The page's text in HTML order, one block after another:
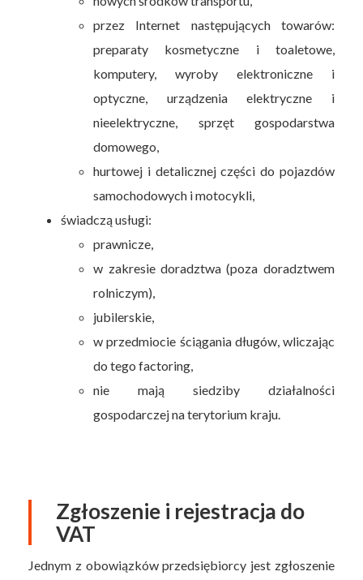
przez Internet następujących towarów:
preparaty kosmetyczne i toaletowe,
komputery, wyroby elektroniczne i
optyczne, urządzenia elektryczne i
nieelektryczne, sprzęt gospodarstwa
domowego,
hurtowej i detalicznej części do pojazdów
samochodowych i motocykli,
świadczą usługi:
prawnicze,
w zakresie doradztwa (poza doradztwem
rolniczym),
jubilerskie,
w przedmiocie ściągania długów, wliczając
do tego factoring,
nie mają siedziby działalności
gospodarczej na terytorium kraju.
Zgłoszenie i rejestracja do
VAT
Jednym z obowiązków przedsiębiorcy jest zgłoszenie